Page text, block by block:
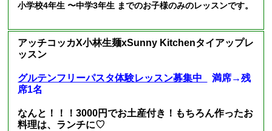
小学校4年生 〜中学3年生 までのお子様のみのレッスンです。
アッチコッカX小林生麺xSunny Kitchenタイアップレ
ッスン
グルテンフリーパスタ体験レッスン募集中
満席→残
席1名
なんと！！！3000円でお土産付き！もちろん作ったお
料理は、ランチに♡